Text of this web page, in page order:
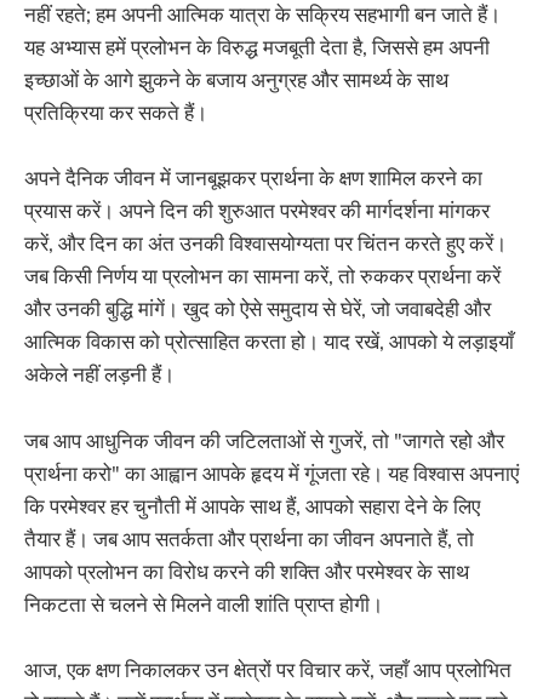
नहीं रहते; हम अपनी आत्मिक यात्रा के सक्रिय सहभागी बन जाते हैं।
यह अभ्यास हमें प्रलोभन के विरुद्ध मजबूती देता है, जिससे हम अपनी
इच्छाओं के आगे झुकने के बजाय अनुग्रह और सामर्थ्य के साथ
प्रतिक्रिया कर सकते हैं।
अपने दैनिक जीवन में जानबूझकर प्रार्थना के क्षण शामिल करने का
प्रयास करें। अपने दिन की शुरुआत परमेश्वर की मार्गदर्शना मांगकर
करें, और दिन का अंत उनकी विश्वासयोग्यता पर चिंतन करते हुए करें।
जब किसी निर्णय या प्रलोभन का सामना करें, तो रुककर प्रार्थना करें
और उनकी बुद्धि मांगें। खुद को ऐसे समुदाय से घेरें, जो जवाबदेही और
आत्मिक विकास को प्रोत्साहित करता हो। याद रखें, आपको ये लड़ाइयाँ
अकेले नहीं लड़नी हैं।
जब आप आधुनिक जीवन की जटिलताओं से गुजरें, तो "जागते रहो और
प्रार्थना करो" का आह्वान आपके हृदय में गूंजता रहे। यह विश्वास अपनाएं
कि परमेश्वर हर चुनौती में आपके साथ हैं, आपको सहारा देने के लिए
तैयार हैं। जब आप सतर्कता और प्रार्थना का जीवन अपनाते हैं, तो
आपको प्रलोभन का विरोध करने की शक्ति और परमेश्वर के साथ
निकटता से चलने से मिलने वाली शांति प्राप्त होगी।
आज, एक क्षण निकालकर उन क्षेत्रों पर विचार करें, जहाँ आप प्रलोभित